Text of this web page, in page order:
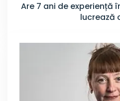
Are 7 ani de experiență
lucrează